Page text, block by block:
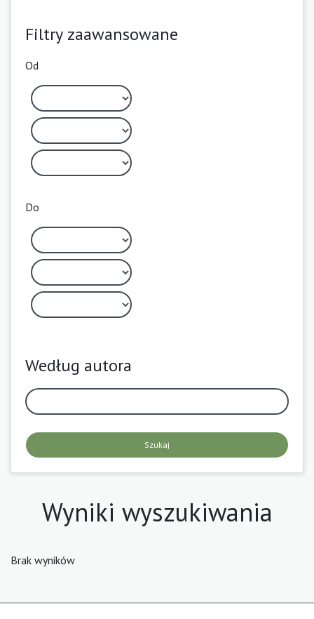
Filtry zaawansowane
Od
Do
Według autora
Szukaj
Wyniki wyszukiwania
Brak wyników